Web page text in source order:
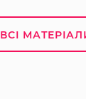
ВСІ